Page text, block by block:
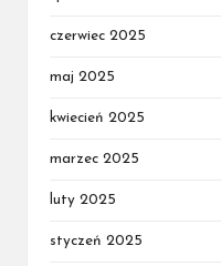
czerwiec 2025
maj 2025
kwiecień 2025
marzec 2025
luty 2025
styczeń 2025